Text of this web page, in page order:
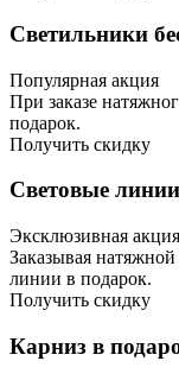
Светильники
Популярная акция
При заказе
подарок.
Получить скидку
Световые
Эксклюзивная акция
Заказывая
линии в подарок.
Получить скидку
Карниз в